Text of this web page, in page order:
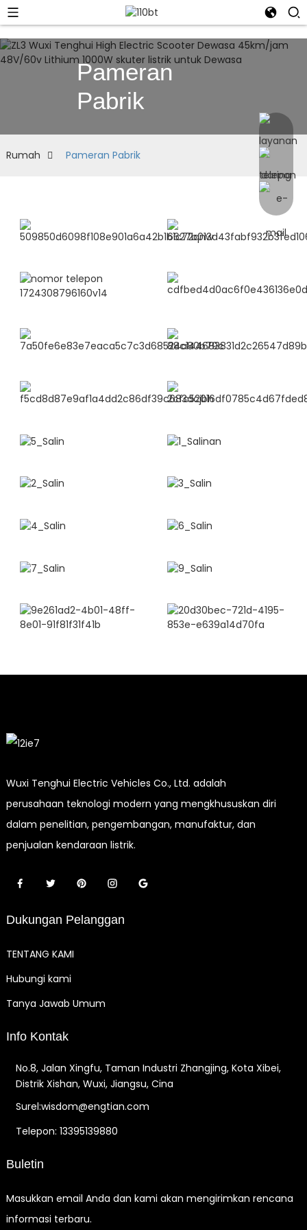
Pameran
Pabrik
Rumah Pameran Pabrik
Wuxi Tenghui Electric Vehicles Co., Ltd. adalah
perusahaan teknologi modern yang mengkhususkan diri
dalam penelitian, pengembangan, manufaktur, dan
penjualan kendaraan listrik.
Dukungan Pelanggan
TENTANG KAMI
Hubungi kami
Tanya Jawab Umum
Info Kontak
No.8, Jalan Xingfu, Taman Industri Zhangjing, Kota Xibei,
Distrik Xishan, Wuxi, Jiangsu, Cina
Surel:wisdom@engtian.com
Telepon: 13395139880
Buletin
Masukkan email Anda dan kami akan mengirimkan rencana
informasi terbaru.